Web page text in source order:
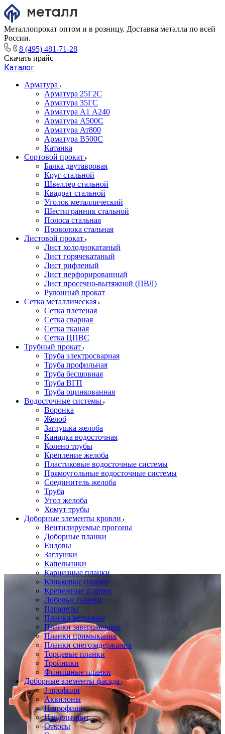
Металлопрокат оптом и в розницу. Доставка металла по всей
России.
8 (495) 481-71-28
Скачать прайс
Каталог
Арматура
Арматура 25Г2С
Арматура 35ГС
Арматура А1 А240
Арматура А500С
Арматура Ат800
Арматура В500С
Катанка
Сортовой прокат
Балка двутавровая
Круг стальной
Швеллер стальной
Квадрат стальной
Уголок металлический
Шестигранник стальной
Полоса стальная
Проволока стальная
Листовой прокат
Лист холоднокатаный
Лист горячекатаный
Лист рифленый
Лист перфорированный
Лист просечно-вытяжной (ПВЛ)
Рулонный прокат
Сетка металлическая
Сетка плетеная
Сетка сварная
Сетка тканая
Сетка ЦПВС
Трубный прокат
Труба электросварная
Труба профильная
Труба бесшовная
Труба ВГП
Труба оцинкованная
Водосточные системы
Воронка
Желоб
Заглушка желоба
Канадка водосточная
Колено трубы
Крепление желоба
Пластиковые водосточные системы
Прямоугольные водосточные системы
Соединитель желоба
Труба
Угол желоба
Хомут трубы
Доборные элементы кровли
Вентилируемые прогоны
Доборные планки
Ендовы
Заглушки
Капельники
Карнизные планки
Коньковые планки
Крепежные планки
Лобовые планки
Парапеты
Планки ветровые
Планки завершающие
Планки примыкания
Планки снегозадержания
Торцевые планки
Тройники
Финишные планки
Доборные элементы фасада
J профили
Аквилоны
Н профили
Нащельники
Откосы